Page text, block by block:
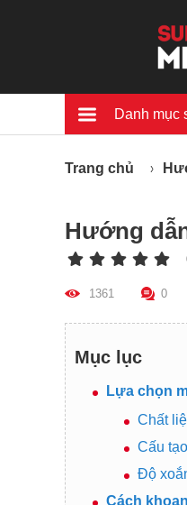
Danh mục
Trang chủ
Hướng
1361 0
Mục lục
Lựa chọn
Chất
Cấu
Độ
Cách